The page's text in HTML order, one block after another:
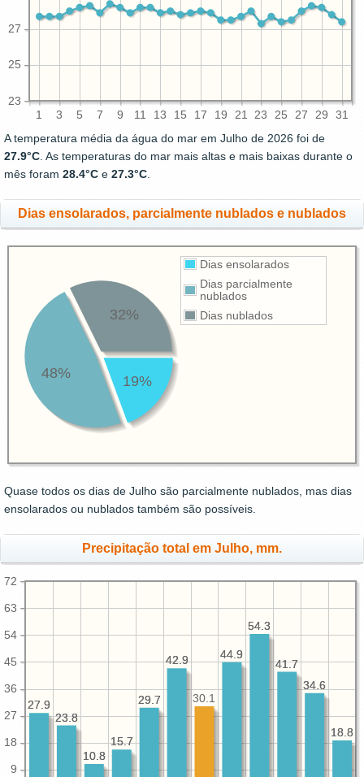
1 3 5 7 9 11 13 15 17 19 21 23 25 27 29 31
23
25
27
A temperatura média da água do mar em Julho de 2026 foi de
27.9°C . As temperaturas do mar mais altas e mais baixas durante o
mês foram 28.4°C e 27.3°C
Dias ensolarados, parcialmente nublados e nublados
Dias ensolarados
Dias parcialmente
nublados
Dias nublados
19%
48%
32%
Quase todos os dias de Julho são parcialmente nublados, mas dias
ensolarados ou nublados também são possíveis.
Precipitação total em Julho, mm.
9
18
27
36
45
54
63
72
18.8
34.6
41.7
54.3
44.9
42.9
29.7
15.7
10.8
23.8
27.9
18.8
34.6
41.7
54.3
44.9
30.1
42.9
29.7
15.7
10.8
23.8
27.9